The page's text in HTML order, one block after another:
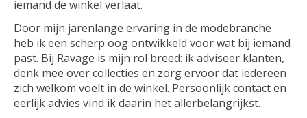
iemand de winkel verlaat.
Door mijn jarenlange ervaring in de modebranche
heb ik een scherp oog ontwikkeld voor wat bij iemand
past. Bij Ravage is mijn rol breed: ik adviseer klanten,
denk mee over collecties en zorg ervoor dat iedereen
zich welkom voelt in de winkel. Persoonlijk contact en
eerlijk advies vind ik daarin het allerbelangrijkst.